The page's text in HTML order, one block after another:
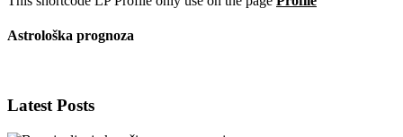
Astrološka prognoza
Latest Posts